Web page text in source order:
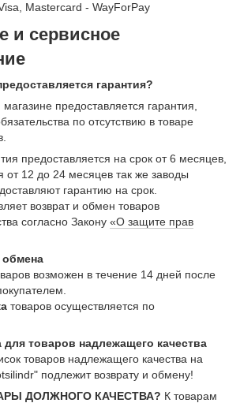
Mastercard - WayForPay
и сервисное
гарантия?
предоставляется гарантия,
по отсутствию в товаре
предоставляется на срок от 6 месяцев,
от 12 до 24 месяцев так же заводы
гарантию на срок.
возврат и обмен товаров
согласно Закону «О защите прав
обмена
возможен в течение 14 дней после
товаров осуществляется по
для товаров надлежащего качества
товаров надлежащего качества на
подлежит возврату и обмену!
ДОЛЖНОГО КАЧЕСТВА? К товарам